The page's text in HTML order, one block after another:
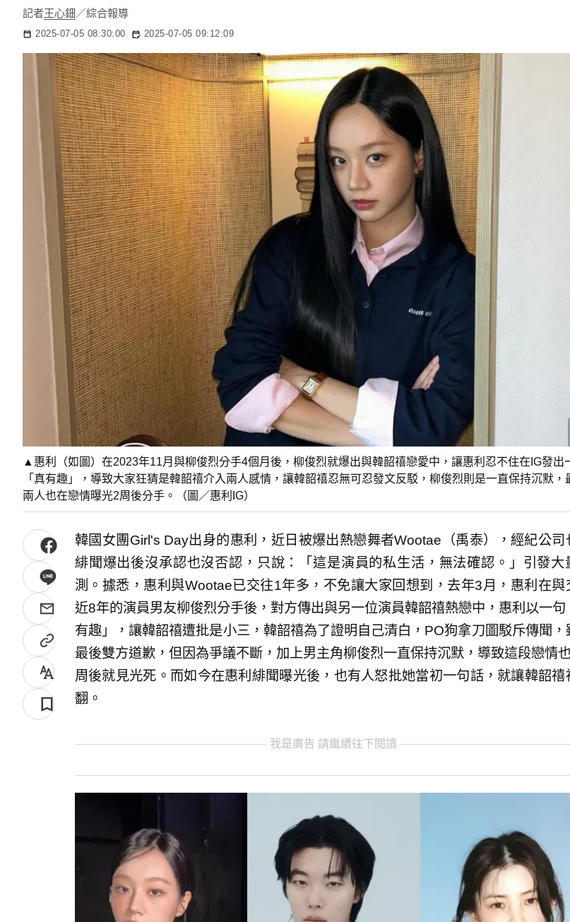
記者王心鈿 ／綜合報導
2025-07-05 08:30:00 2025-07-05 09:12:09
▲惠利（如圖）在2023年11月與柳俊烈分手4個月後，柳俊烈就爆出與韓韶禧戀愛中，讓惠利忍不住在IG發出
「真有趣」，導致大家狂猜是韓韶禧介入兩人感情，讓韓韶禧忍無可忍發文反駁，柳俊烈則是一直保持沉默，
兩人也在戀情曝光2周後分手。（圖／惠利IG）
韓國女團Girl's Day出身的惠利，近日被爆出熱戀舞者Wootae（禹泰），經紀公司
緋聞爆出後沒承認也沒否認，只說：「這是演員的私生活，無法確認。」引發大
測。據悉，惠利與Wootae已交往1年多，不免讓大家回想到，去年3月，惠利在與
近8年的演員男友柳俊烈分手後，對方傳出與另一位演員韓韶禧熱戀中，惠利以一句
有趣」，讓韓韶禧遭批是小三，韓韶禧為了證明自己清白，PO狗拿刀圖駁斥傳聞，
最後雙方道歉，但因為爭議不斷，加上男主角柳俊烈一直保持沉默，導致這段戀情
周後就見光死。而如今在惠利緋聞曝光後，也有人怒批她當初一句話，就讓韓韶禧
翻。
我是廣告 請繼續往下閱讀